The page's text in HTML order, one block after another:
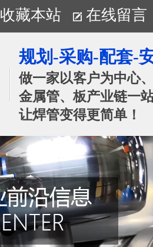
收藏本站 在线留言
规划-采购-配套-
做一家以客户为中心
金属管、板产业链一
让焊管变得更简单！